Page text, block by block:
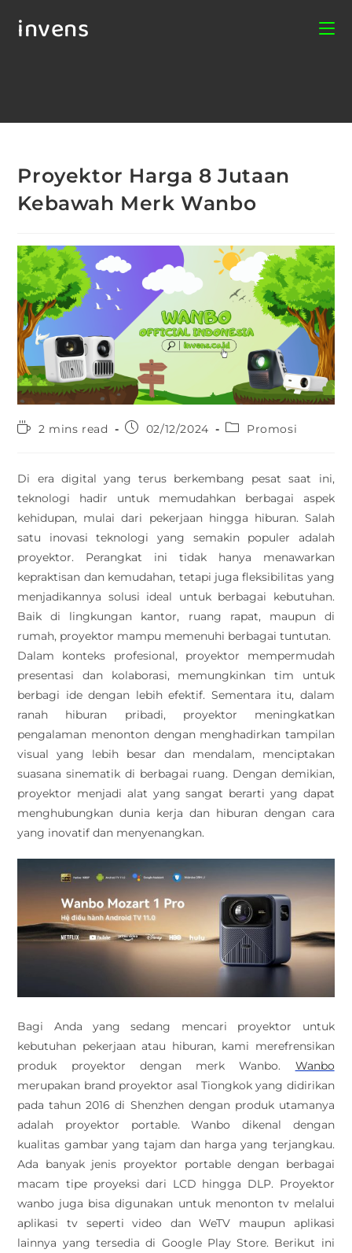
invens
Proyektor Harga 8 Jutaan
Kebawah Merk Wanbo
2 mins read 02/12/2024 Promosi
Di era digital yang terus berkembang pesat saat ini,
teknologi hadir untuk memudahkan berbagai aspek
kehidupan, mulai dari pekerjaan hingga hiburan. Salah
satu inovasi teknologi yang semakin populer adalah
proyektor. Perangkat ini tidak hanya menawarkan
kepraktisan dan kemudahan, tetapi juga fleksibilitas yang
menjadikannya solusi ideal untuk berbagai kebutuhan.
Baik di lingkungan kantor, ruang rapat, maupun di
rumah, proyektor mampu memenuhi berbagai tuntutan.
Dalam konteks profesional, proyektor mempermudah
presentasi dan kolaborasi, memungkinkan tim untuk
berbagi ide dengan lebih efektif. Sementara itu, dalam
ranah hiburan pribadi, proyektor meningkatkan
pengalaman menonton dengan menghadirkan tampilan
visual yang lebih besar dan mendalam, menciptakan
suasana sinematik di berbagai ruang. Dengan demikian,
proyektor menjadi alat yang sangat berarti yang dapat
menghubungkan dunia kerja dan hiburan dengan cara
yang inovatif dan menyenangkan.
Bagi Anda yang sedang mencari proyektor untuk
kebutuhan pekerjaan atau hiburan, kami merefrensikan
produk proyektor dengan merk Wanbo. Wanbo
merupakan brand proyektor asal Tiongkok yang didirikan
pada tahun 2016 di Shenzhen dengan produk utamanya
adalah proyektor portable. Wanbo dikenal dengan
kualitas gambar yang tajam dan harga yang terjangkau.
Ada banyak jenis proyektor portable dengan berbagai
macam tipe proyeksi dari LCD hingga DLP. Proyektor
wanbo juga bisa digunakan untuk menonton tv melalui
aplikasi tv seperti video dan WeTV maupun aplikasi
lainnya yang tersedia di Google Play Store. Berikut ini